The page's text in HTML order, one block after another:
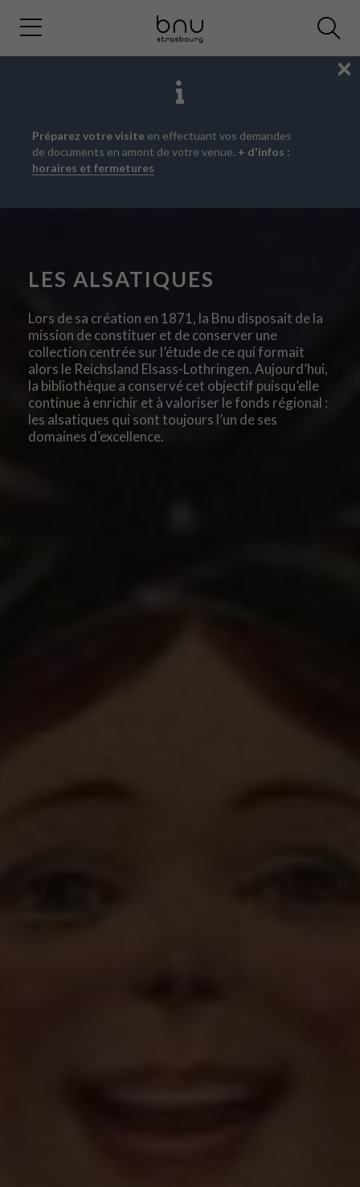
Aller
au
menu
Aller
au
contenu
Aller
à
la
Préparez votre visite en effectuant vos demandes
de documents en amont de votre venue. + d'infos :
horaires et fermetures
LES ALSATIQUES
Lors de sa création en 1871, la Bnu disposait de la
mission de constituer et de conserver une
collection centrée sur l’étude de ce qui formait
alors le Reichsland Elsass-Lothringen. Aujourd’hui,
la bibliothèque a conservé cet objectif puisqu’elle
continue à enrichir et à valoriser le fonds régional :
les alsatiques qui sont toujours l’un de ses
domaines d’excellence.